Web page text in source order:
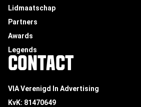
Lidmaatschap
Partners
Awards
Legends
CONTACT
VIA Verenigd In Advertising
KvK: 81470649